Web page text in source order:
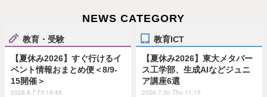
NEWS CATEGORY
教育・受験
【夏休み2026】すぐ行けるイ
ベント情報おまとめ便＜8/9-
15開催＞
2026.8.7 Fri 19:45
教育ICT
【夏休み2026】東大メタバー
ス工学部、生成AIなどジュニ
ア講座6選
2026.7.30 Thu 11:15